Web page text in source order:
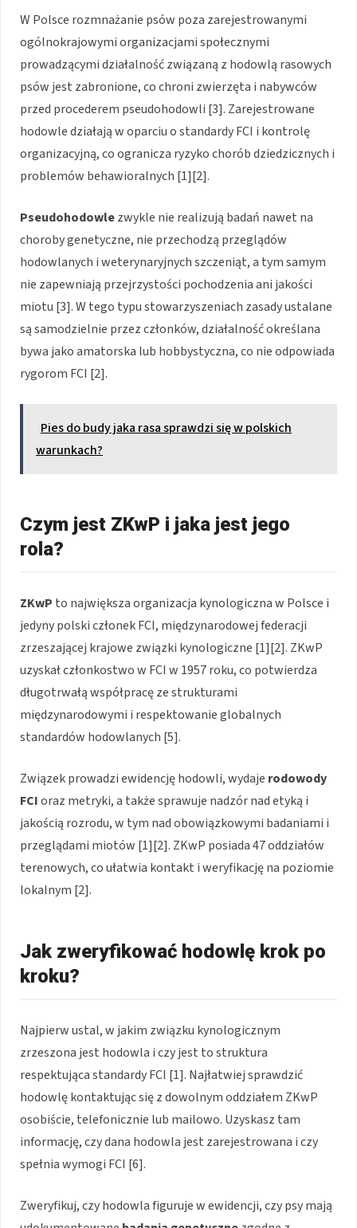
W Polsce rozmnażanie psów poza zarejestrowanymi
ogólnokrajowymi organizacjami społecznymi
prowadzącymi działalność związaną z hodowlą rasowych
psów jest zabronione, co chroni zwierzęta i nabywców
przed procederem pseudohodowli [3]. Zarejestrowane
hodowle działają w oparciu o standardy FCI i kontrolę
organizacyjną, co ogranicza ryzyko chorób dziedzicznych i
problemów behawioralnych [1][2].
Pseudohodowlezwykle nie realizują badań nawet na
choroby genetyczne, nie przechodzą przeglądów
hodowlanych i weterynaryjnych szczeniąt, a tym samym
nie zapewniają przejrzystości pochodzenia ani jakości
miotu [3]. W tego typu stowarzyszeniach zasady ustalane
są samodzielnie przez członków, działalność określana
bywa jako amatorska lub hobbystyczna, co nie odpowiada
rygorom FCI [2].
Pies do budy jaka rasa sprawdzi się w polskich
warunkach?
Czym jest ZKwP i jaka jest jego
rola?
ZKwP to największa organizacja kynologiczna w Polsce i
jedyny polski członek FCI, międzynarodowej federacji
zrzeszającej krajowe związki kynologiczne [1][2]. ZKwP
uzyskał członkostwo w FCI w 1957 roku, co potwierdza
długotrwałą współpracę ze strukturami
międzynarodowymi i respektowanie globalnych
standardów hodowlanych [5].
Związek prowadzi ewidencję hodowli, wydaje rodowody
FCIoraz metryki, a także sprawuje nadzór nad etyką i
jakością rozrodu, w tym nad obowiązkowymi badaniami i
przeglądami miotów [1][2]. ZKwP posiada 47 oddziałów
terenowych, co ułatwia kontakt i weryfikację na poziomie
lokalnym [2].
Jak zweryfikować hodowlę krok po
kroku?
Najpierw ustal, w jakim związku kynologicznym
zrzeszona jest hodowla i czy jest to struktura
respektująca standardy FCI [1]. Najłatwiej sprawdzić
hodowlę kontaktując się z dowolnym oddziałem ZKwP
osobiście, telefonicznie lub mailowo. Uzyskasz tam
informację, czy dana hodowla jest zarejestrowana i czy
spełnia wymogi FCI [6].
Zweryfikuj, czy hodowla figuruje w ewidencji, czy psy mają